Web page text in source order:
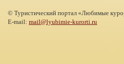
© Туристический портал «Любимые
E-mail: mail@lyubimie-kurorti.ru